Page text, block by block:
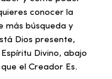
conocer la
más búsqueda y
Dios presente,
Divino, abajo
el Creador Es.